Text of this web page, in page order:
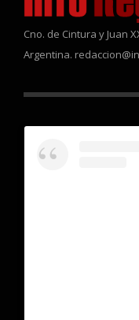
Cno. de Cintura y Juan
Argentina.